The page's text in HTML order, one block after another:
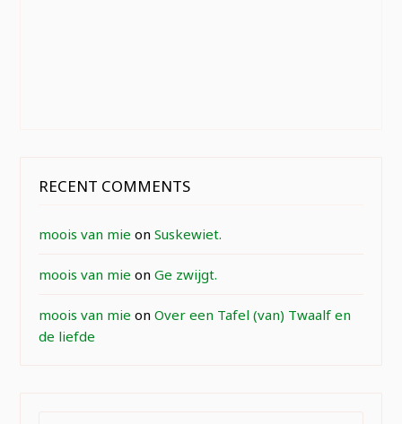
RECENT COMMENTS
moois van mie onSuskewiet.
moois van mie onGe zwijgt.
moois van mie onOver een Tafel (van) Twaalf en
de liefde